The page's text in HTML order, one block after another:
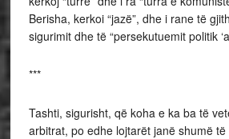
Berisha, kerkoi “jazë”, dhe i rane të
sigurimit dhe të “persekutuemit politik
***
Tashti, sigurisht, që koha e ka ba të
arbitrat, po edhe lojtarët janë shumë